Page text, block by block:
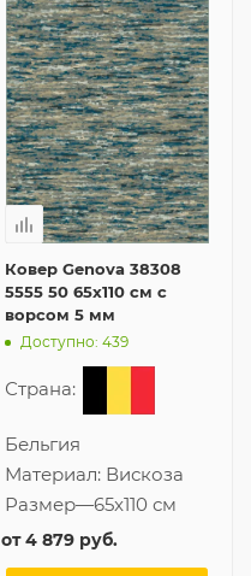
Ковер Genova 38308
5555 50 65x110 см с
ворсом 5 мм
Доступно: 439
Страна:
Бельгия
Материал: Вискоза
Размер—65x110 см
от4 879 руб.